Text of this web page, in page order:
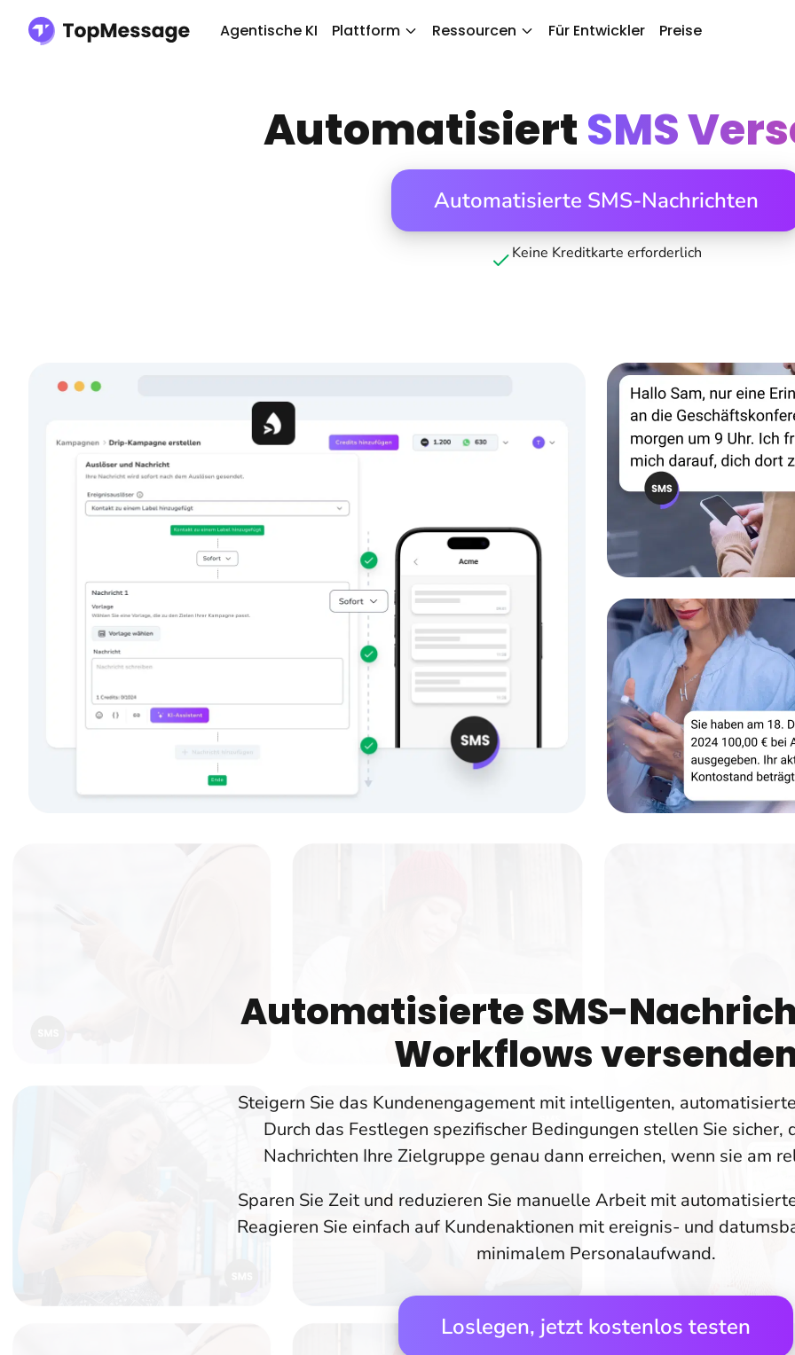
Agentische KI Plattform Ressourcen Für Entwickler Preise
AutomatisiertSMS
Automatisierte SMS-Nachrichten
Keine Kreditkarte erforderlich
Automatisierte SMS-
Workflows
Steigern Sie das Kundenengagement mit intelligenten,
Durch das Festlegen spezifischer Bedingungen stellen Sie sicher,
Nachrichten Ihre Zielgruppe genau dann erreichen, wenn sie am
Sparen Sie Zeit und reduzieren Sie manuelle Arbeit mit
Reagieren Sie einfach auf Kundenaktionen mit ereignis- und
minimalem Personalaufwand.
Loslegen, jetzt kostenlos testen